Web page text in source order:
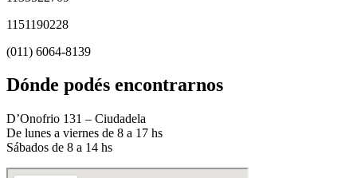
1151190228
(011) 6064-8139
Dónde podés encontrarnos
D’Onofrio 131 – Ciudadela
De lunes a viernes de 8 a 17 hs
Sábados de 8 a 14 hs